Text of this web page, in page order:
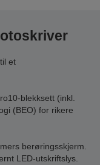
et
blekksett (inkl.
(BEO) for rikere
berøringsskjerm.
LED-utskriftslys.